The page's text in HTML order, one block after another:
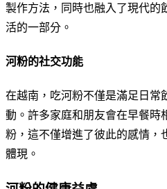
製作方法，同時也融入了現代的
活的一部分。
河粉的社交功能
在越南，吃河粉不僅是滿足日常
動。許多家庭和朋友會在早餐時
粉，這不僅增進了彼此的感情，
體現。